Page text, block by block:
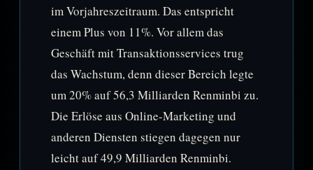
im Vorjahreszeitraum. Das entspricht
einem Plus von 11%. Vor allem das
Geschäft mit Transaktionsservices trug
das Wachstum, denn dieser Bereich legte
um 20% auf 56,3 Milliarden Renminbi zu.
Die Erlöse aus Online-Marketing und
anderen Diensten stiegen dagegen nur
leicht auf 49,9 Milliarden Renminbi.